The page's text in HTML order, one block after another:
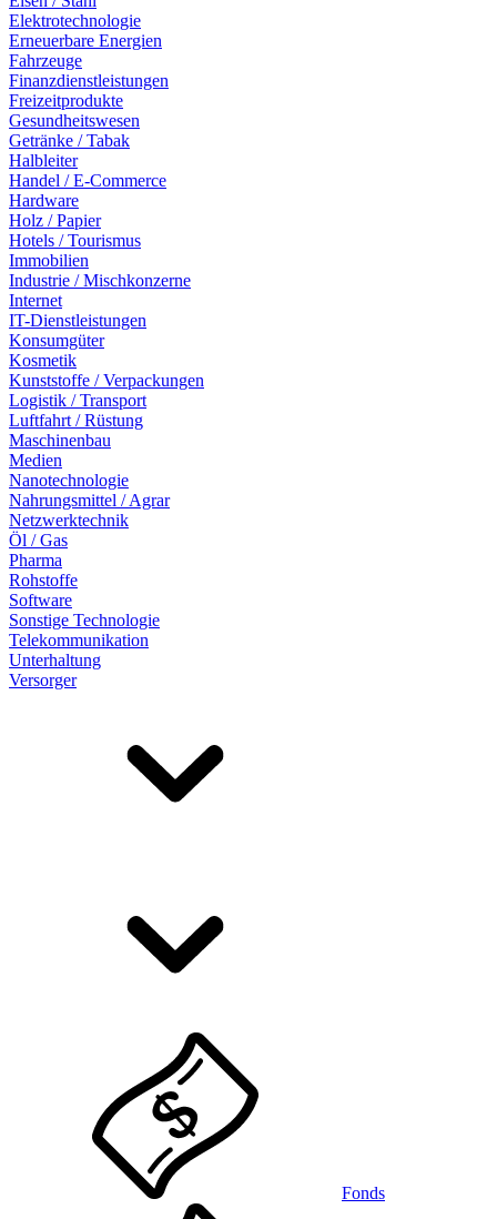
Elektrotechnologie
Erneuerbare Energien
Fahrzeuge
Finanzdienstleistungen
Freizeitprodukte
Gesundheitswesen
Getränke / Tabak
Halbleiter
Handel / E-Commerce
Hardware
Holz / Papier
Hotels / Tourismus
Immobilien
Industrie / Mischkonzerne
Internet
IT-Dienstleistungen
Konsumgüter
Kosmetik
Kunststoffe / Verpackungen
Logistik / Transport
Luftfahrt / Rüstung
Maschinenbau
Medien
Nanotechnologie
Nahrungsmittel / Agrar
Netzwerktechnik
Öl / Gas
Pharma
Rohstoffe
Software
Sonstige Technologie
Telekommunikation
Unterhaltung
Versorger
Fonds